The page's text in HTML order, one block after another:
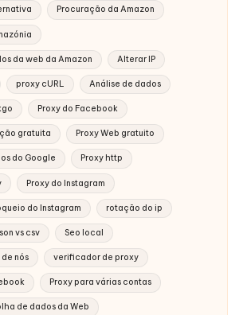
Procuração da Amazon
da web da Amazon Alterar IP
proxy cURL Análise de dados
Proxy do Facebook
gratuita Proxy Web gratuito
do Google Proxy http
Proxy do Instagram
do Instagram rotação do ip
vs csv Seo local
nós verificador de proxy
Proxy para várias contas
de dados da Web